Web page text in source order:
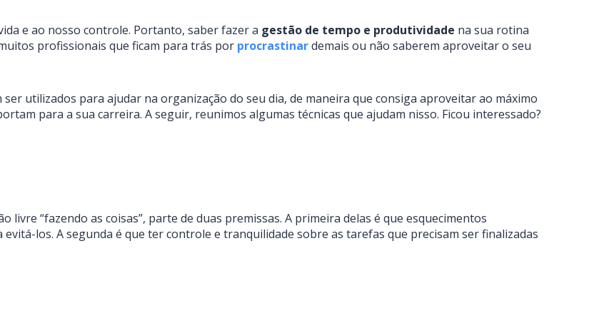
e ao nosso controle. Portanto, saber fazer a gestão de tempo e produtividade na sua rotina
profissionais que ficam para trás por procrastinardemais ou não saberem aproveitar o seu
utilizados para ajudar na organização do seu dia, de maneira que consiga aproveitar ao máximo
para a sua carreira. A seguir, reunimos algumas técnicas que ajudam nisso. Ficou interessado?
livre “fazendo as coisas”, parte de duas premissas. A primeira delas é que esquecimentos
los. A segunda é que ter controle e tranquilidade sobre as tarefas que precisam ser finalizadas